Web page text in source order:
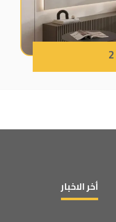
2
أخر الاخبار